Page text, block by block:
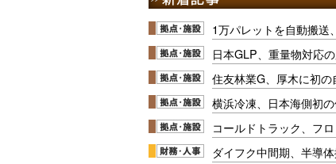
1万パレットを自動搬送
日本GLP、重量物対応
住友林業G、厚木に初
横浜冷凍、日本海側初
コールドトラック、フ
ダイフク中間期、半導